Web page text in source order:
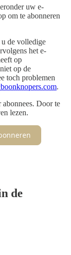
uw e-
om te abonneren
de volledige
het e-
op
op de
toch problemen
.
Door te
lezen.
de